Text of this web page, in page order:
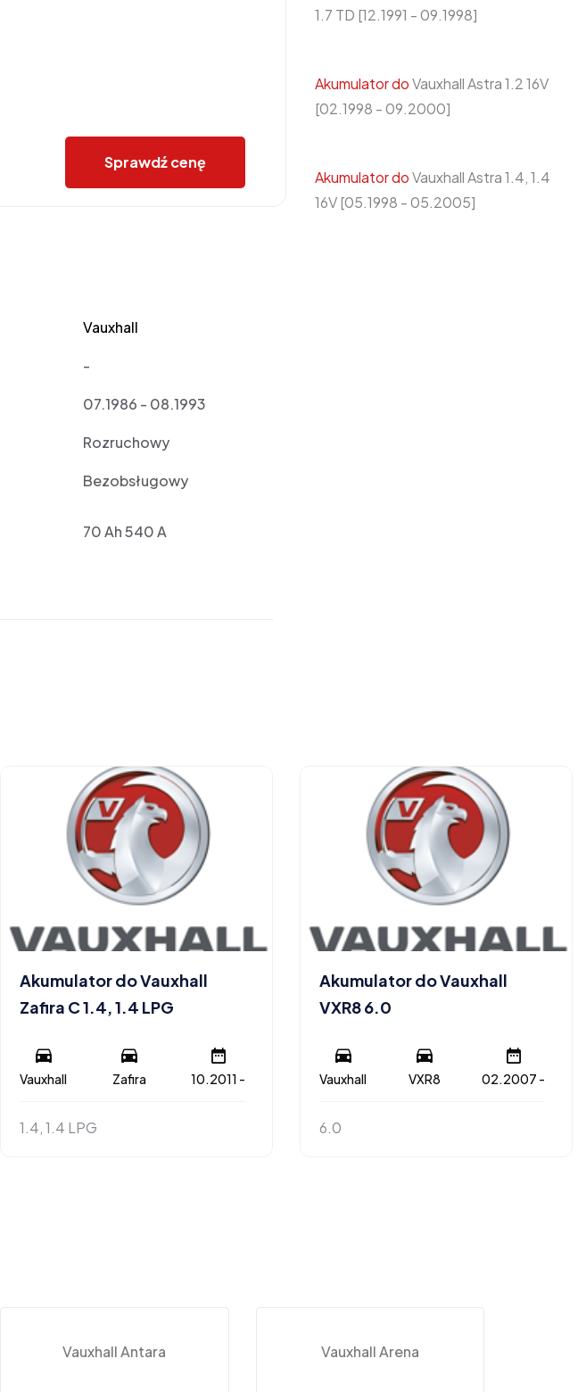
Sprawdź cenę
Vauxhall
-
07.1986 - 08.1993
Rozruchowy
Bezobsługowy
70 Ah 540 A
1.7 TD [12.1991 - 09.1998]
Akumulator doVauxhall Astra 1.2 16V
[02.1998 - 09.2000]
Akumulator doVauxhall Astra 1.4, 1.4
16V [05.1998 - 05.2005]
Akumulator do Vauxhall
Zafira C 1.4, 1.4 LPG
Vauxhall Zafira 10.2011 -
1.4, 1.4 LPG
Akumulator do Vauxhall
VXR8 6.0
Vauxhall VXR8 02.2007 -
6.0
Vauxhall Antara Vauxhall Arena